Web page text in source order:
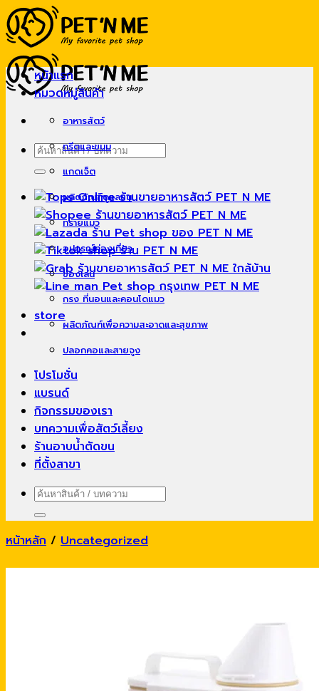
Skip
to
content
ค้นหา:
store
หน้าแรก
หมวดหมู่สินค้า
อาหารสัตว์
ทรีตและขนม
แกดเจ็ต
ผลิตภัณฑ์ดูแลขน
ทรายแมว
อุปกรณ์ท่องเที่ยว
ของเล่น
กรง ที่นอนและคอนโดแมว
ผลิตภัณฑ์เพื่อความสะอาดและสุขภาพ
ปลอกคอและสายจูง
โปรโมชั่น
แบรนด์
กิจกรรมของเรา
บทความเพื่อสัตว์เลี้ยง
ร้านอาบน้ำตัดขน
ที่ตั้งสาขา
ค้นหา:
หน้าหลัก / Uncategorized